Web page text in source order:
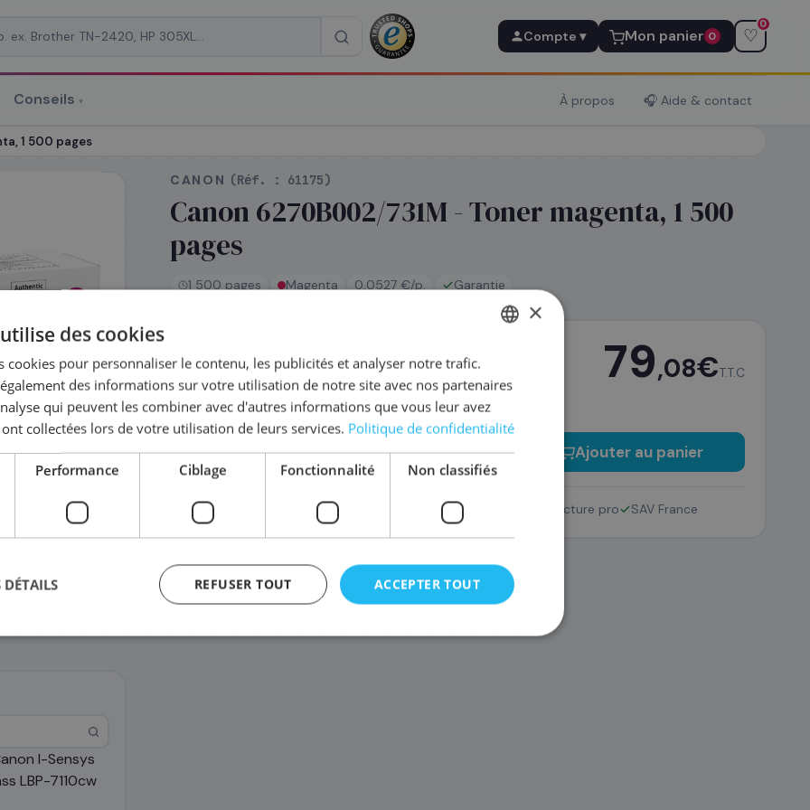
Compte ▾ Mon panier 0 ♡
0
Conseils ▾ À propos 🎧 Aide & contact
1 500 pages
I-Sensys
LBP-7110cw
CANON (Réf. : 61175)
Canon 6270B002/731M - Toner magenta, 1 500
pages
1 500 pages Magenta 0,0527 €/p. Garantie
Expédié le jour même —
commandez avant 14h
Coût par impression :0,0527€
79,08€T.T.C
− + Ajouter au panier
Retour 14 jours Facture pro SAV France
ENGLISH
×
des cookies
cookies pour personnaliser le contenu, les publicités et analyser notre trafic.
des informations sur votre utilisation de notre site avec nos partenaires
qui peuvent les combiner avec d'autres informations que vous leur avez
collectées lors de votre utilisation de leurs services. Politique de confidentialité
Performance Ciblage Fonctionnalité Non classifiés
ACCEPTER TOUT
REFUSER TOUT
DÉTAILS